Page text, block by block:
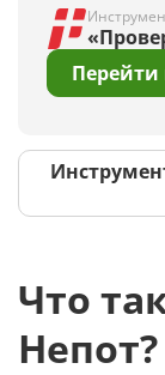
Перейти
Что
Непот?